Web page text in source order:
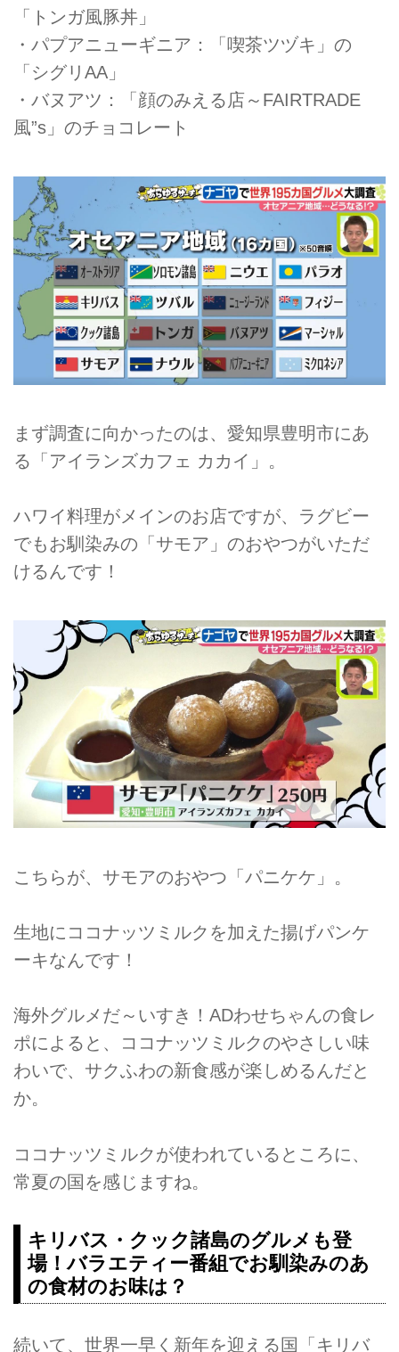
「トンガ風豚丼」
・パプアニューギニア：「喫茶ツヅキ」の
「シグリAA」
・バヌアツ：「顔のみえる店～FAIRTRADE
風”s」のチョコレート
まず調査に向かったのは、愛知県豊明市にあ
る「アイランズカフェ カカイ」。
ハワイ料理がメインのお店ですが、ラグビー
でもお馴染みの「サモア」のおやつがいただ
けるんです！
こちらが、サモアのおやつ「パニケケ」。
生地にココナッツミルクを加えた揚げパンケ
ーキなんです！
海外グルメだ～いすき！ADわせちゃんの食レ
ポによると、ココナッツミルクのやさしい味
わいで、サクふわの新食感が楽しめるんだと
か。
ココナッツミルクが使われているところに、
常夏の国を感じますね。
キリバス・クック諸島のグルメも登
場！バラエティー番組でお馴染みのあ
の食材のお味は？
続いて、世界一早く新年を迎える国「キリバ